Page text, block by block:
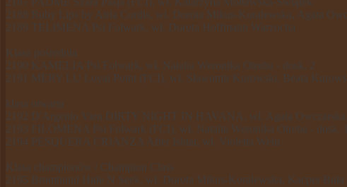
2188 Ruby Lips by Atria Cordis, wł. Dorota Mikus-Koralewska, Agata
2189 TELIMENA Psi Folwark, wł. Dorota Hoffmann Warzocha
Klasa pośrednia
2190 KAMELIA Psi Folwark, wł. Natalia Weronika Otreba - dosk. 2
2191 MERY LU Loyal Point (FCI), wł. Sławomir Kurowski, Beata
klasa otwarta
2192 D'Argento Vien DIRTY NIGHT IN HAVANA, wł. Agata
2193 FILOMENA Psi Folwark (FCI), wł. Natalia Weronika Otreba - dosk.
2194 PESQUERA CRIANZA After Ishtar, wł. Violetta Wein
Klasa championów / Champion Class
2195 Bromhund Hide N Seek, wł. Dorota Mikus-Koralewska, Kacper